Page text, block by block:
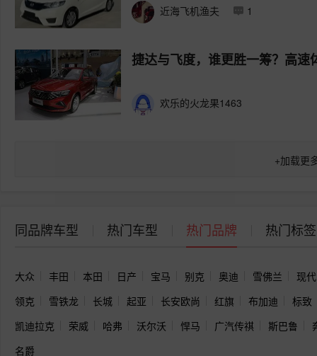
近海飞机渔夫 1
捷达与飞度，谁更胜一筹？高
欢乐的火龙果1463
+加载更
同品牌车型 热门车型 热门品牌 热门标签
大众 丰田 本田 日产 宝马 别克 奥迪 雪佛兰
现代
领克
雪铁龙 长城 起亚 长安欧尚 红旗 布加迪
标致
凯迪拉克
荣威 哈弗 沃尔沃 悍马 广汽传祺 斯巴鲁
名爵